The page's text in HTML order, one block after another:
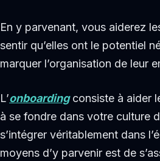
En y parvenant, vous aiderez
sentir qu’elles ont le potentiel
marquer l’organisation de leur
L’onboardingconsiste à aider
à se fondre dans votre culture
s’intégrer véritablement dans
moyens d’y parvenir est de